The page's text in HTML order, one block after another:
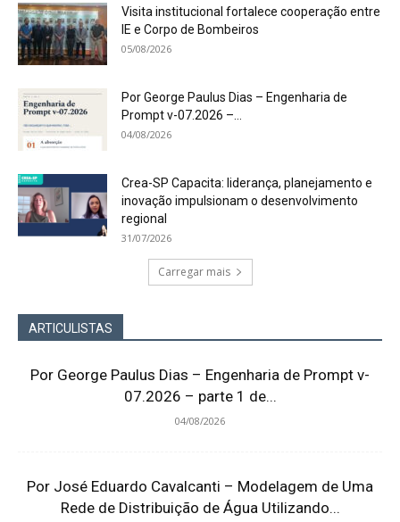
Visita institucional fortalece cooperação entre
IE e Corpo de Bombeiros
05/08/2026
Por George Paulus Dias – Engenharia de
Prompt v-07.2026 –...
04/08/2026
Crea-SP Capacita: liderança, planejamento e
inovação impulsionam o desenvolvimento
regional
31/07/2026
Carregar mais
ARTICULISTAS
Por George Paulus Dias – Engenharia de Prompt v-
07.2026 – parte 1 de...
04/08/2026
Por José Eduardo Cavalcanti – Modelagem de Uma
Rede de Distribuição de Água Utilizando...